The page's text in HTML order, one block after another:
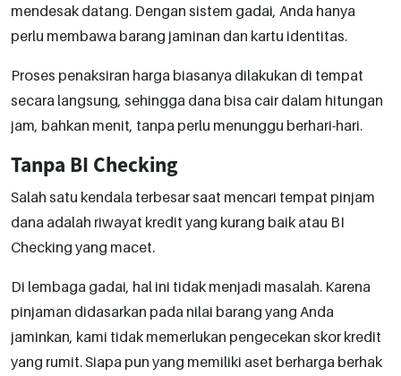
mendesak datang. Dengan sistem gadai, Anda hanya
perlu membawa barang jaminan dan kartu identitas.
Proses penaksiran harga biasanya dilakukan di tempat
secara langsung, sehingga dana bisa cair dalam hitungan
jam, bahkan menit, tanpa perlu menunggu berhari-hari.
Tanpa BI Checking
Salah satu kendala terbesar saat mencari tempat pinjam
dana adalah riwayat kredit yang kurang baik atau BI
Checking yang macet.
Di lembaga gadai, hal ini tidak menjadi masalah. Karena
pinjaman didasarkan pada nilai barang yang Anda
jaminkan, kami tidak memerlukan pengecekan skor kredit
yang rumit. Siapa pun yang memiliki aset berharga berhak